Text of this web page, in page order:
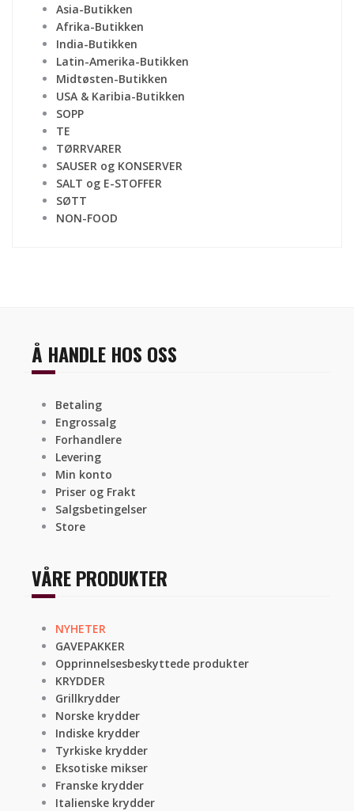
Asia-Butikken
Afrika-Butikken
India-Butikken
Latin-Amerika-Butikken
Midtøsten-Butikken
USA & Karibia-Butikken
SOPP
TE
TØRRVARER
SAUSER og KONSERVER
SALT og E-STOFFER
SØTT
NON-FOOD
Å HANDLE HOS OSS
Betaling
Engrossalg
Forhandlere
Levering
Min konto
Priser og Frakt
Salgsbetingelser
Store
VÅRE PRODUKTER
NYHETER
GAVEPAKKER
Opprinnelsesbeskyttede produkter
KRYDDER
Grillkrydder
Norske krydder
Indiske krydder
Tyrkiske krydder
Eksotiske mikser
Franske krydder
Italienske krydder